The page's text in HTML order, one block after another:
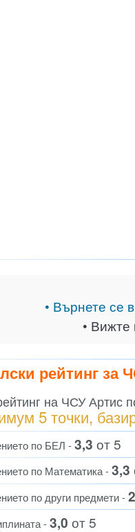
• Върнете се
• Вижте
рейтинг за
на ЧСУ Артис
5 точки,
по БЕЛ -3,3 от 5
по Математика -3,3
по други предмети -
-3,0 от 5